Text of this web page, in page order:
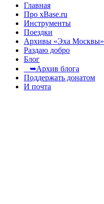
Главная
Про xBase.ru
Инструменты
Поездки
Архивы «Эха Москвы»
Раздаю добро
Блог
➥Архив блога
Поддержать донатом
И почта